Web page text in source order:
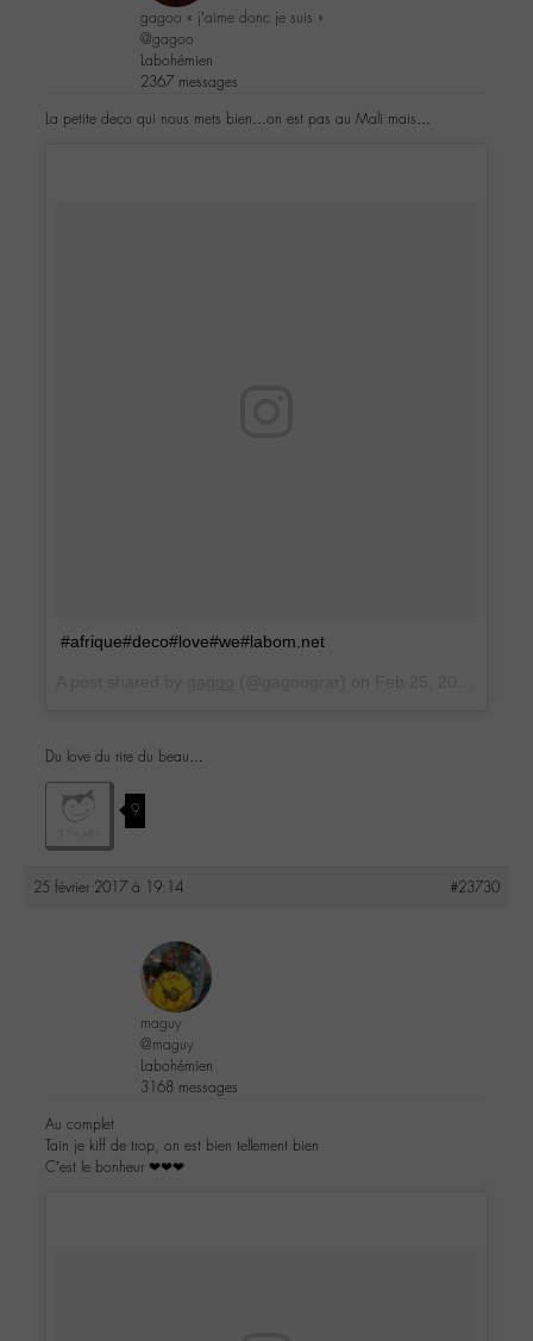
gagoo « j’aime donc je suis »
@gagoo
Labohémien
2367 messages
La petite deco qui nous mets bien…on est pas au Mali mais…
#afrique#deco#love#we#labom.net
Du love du rire du beau…
9
25 février 2017 à 19:14 #23730
maguy
@maguy
Labohémien
3168 messages
Au complet
Tain je kiff de trop, on est bien tellement bien
C’est le bonheur ❤❤❤